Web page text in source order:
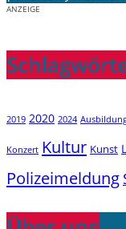
ANZEIGE
2019 2020 2024
Konzert Kultur Kunst
Polizeimeldung